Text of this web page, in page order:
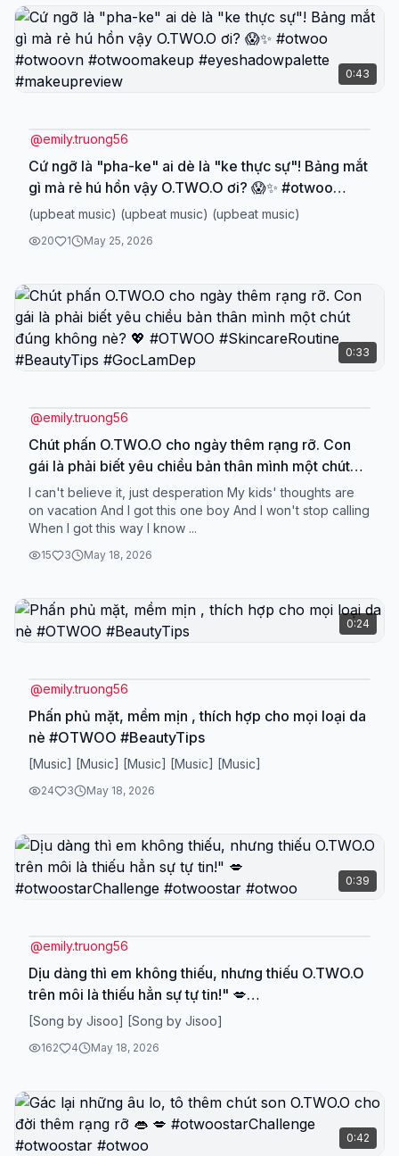
0:43
@emily.truong56
Cứ ngỡ là "pha-ke" ai dè là "ke thực sự"! Bảng mắt
gì mà rẻ hú hồn vậy O.TWO.O ơi? 😱✨ ⁠#otwoo
#otwoovn #otwoomakeup #eyeshadowpalette
#makeupreview⁠
(upbeat music) (upbeat music) (upbeat music)
20 1 May 25, 2026
0:33
@emily.truong56
Chút phấn O.TWO.O cho ngày thêm rạng rỡ. Con
gái là phải biết yêu chiều bản thân mình một chút
đúng không nè? 💖 #OTWOO #SkincareRoutine
#BeautyTips #GocLamDep
I can't believe it, just desperation My kids' thoughts are
on vacation And I got this one boy And I won't stop calling
When I got this way I know ...
15 3 May 18, 2026
0:24
@emily.truong56
Phấn phủ mặt, mềm mịn , thích hợp cho mọi loại da
nè #OTWOO #BeautyTips
[Music] [Music] [Music] [Music] [Music]
24 3 May 18, 2026
0:39
@emily.truong56
Dịu dàng thì em không thiếu, nhưng thiếu O.TWO.O
trên môi là thiếu hẳn sự tự tin!" 💋
#otwoostarChallenge #otwoostar #otwoo
[Song by Jisoo] [Song by Jisoo]
162 4 May 18, 2026
0:42